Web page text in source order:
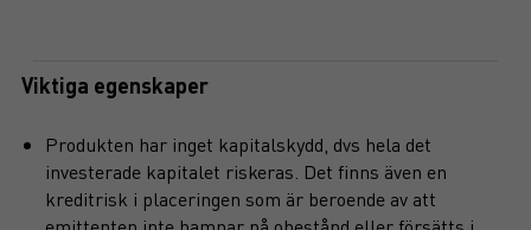
Viktiga egenskaper
Produkten har inget kapitalskydd, dvs hela det
investerade kapitalet riskeras. Det finns även en
kreditrisk i placeringen som är beroende av att